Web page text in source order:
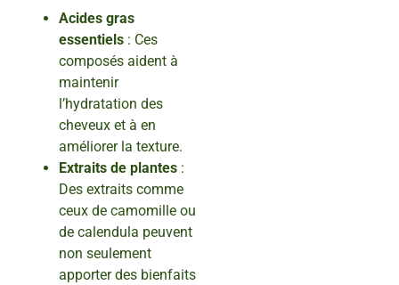
Acides gras
essentiels : Ces
composés aident à
maintenir
l’hydratation des
cheveux et à en
améliorer la texture.
Extraits de plantes :
Des extraits comme
ceux de camomille ou
de calendula peuvent
non seulement
apporter des bienfaits